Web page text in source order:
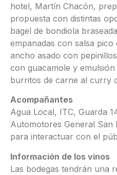
hotel, Martín Chacón,
propuesta con distintas
bagel de bondiola
empanadas con salsa pico
ancho asado con
con guacamole y
burritos de carne al curry
Acompañantes
Agua Local, ITC, Guarda
Automotores General
para interactuar con el
Información de los vinos
Las bodegas tendrán una